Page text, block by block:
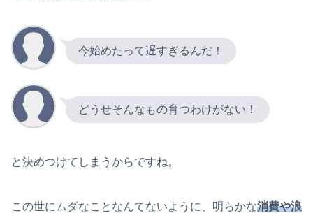
今始めたって遅すぎるんだ！
どうせそんなもの育つわけがない！
と決めつけてしまうからですね。
この世にムダなことなんてないように、明らかな消費や浪